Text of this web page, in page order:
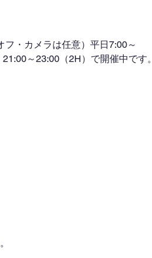
・カメラは任意）平日7:00～
～23:00（2H）で開催中です。